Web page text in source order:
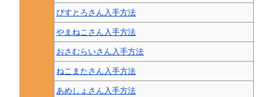
びすとろさん入手方法
やまねこさん入手方法
おさむらいさん入手方法
ねこまたさん入手方法
あめしょさん入手方法